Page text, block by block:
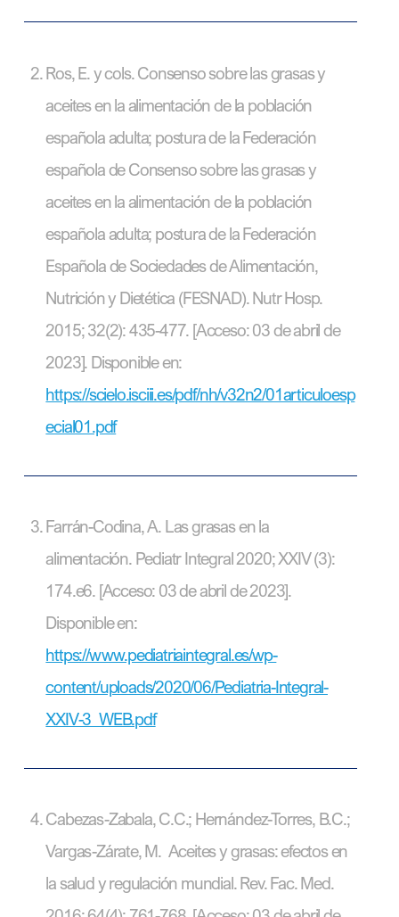
Ros, E. y cols. Consenso sobre las grasas y
aceites en la alimentación de la población
española adulta; postura de la Federación
española de Consenso sobre las grasas y
aceites en la alimentación de la población
española adulta; postura de la Federación
Española de Sociedades de Alimentación,
Nutrición y Dietética (FESNAD). Nutr Hosp.
2015; 32(2): 435-477. [Acceso: 03 de abril de
2023]. Disponible en:
https://scielo.isciii.es/pdf/nh/v32n2/01articuloesp
ecial01.pdf
Farrán-Codina, A. Las grasas en la
alimentación. Pediatr Integral 2020; XXIV (3):
174.e6. [Acceso: 03 de abril de 2023].
Disponible en:
https://www.pediatriaintegral.es/wp-
content/uploads/2020/06/Pediatria-Integral-
XXIV-3_WEB.pdf
Cabezas-Zabala, C.C.; Hernández-Torres, B.C.;
Vargas-Zárate, M. Aceites y grasas: efectos en
la salud y regulación mundial. Rev. Fac. Med.